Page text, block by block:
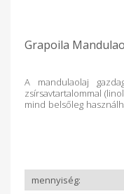
Grapoila
A mandulaolaj
zsírsavtartalommal
mind belsőleg
mandulaolaj fontos
kozmetikai
A frissesség
fénytől, hőtől